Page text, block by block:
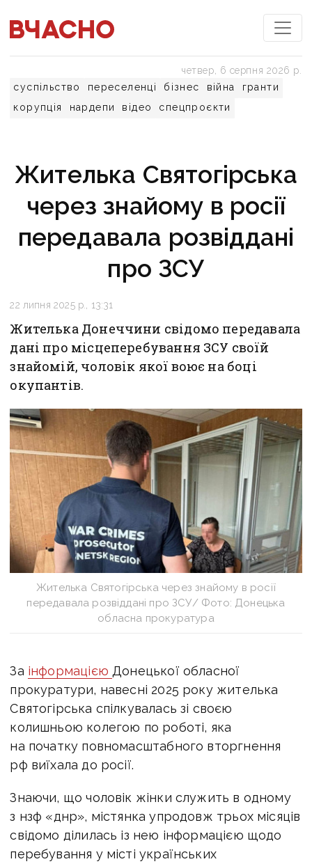
суспільство переселенці бізнес війна
гранти
корупція
нардепи відео спецпроєкти
четвер, 6 серпня 2026 р.
Жителька Святогірська
через знайому в росії
передавала розвіддані
про ЗСУ
22 липня 2025 р., 13:31
Жителька Донеччини свідомо передавала
дані про місцеперебування ЗСУ своїй
знайомій, чоловік якої воює на боці
окупантів.
Жителька Святогірська через знайому в росії
передавала розвіддані про ЗСУ/ Фото: Донецька
обласна прокуратура
За інформацією Донецької обласної
прокуратури, навесні 2025 року жителька
Святогірська спілкувалась зі своєю
колишньою колегою по роботі, яка
на початку повномасштабного вторгнення
рф виїхала до росії.
Знаючи, що чоловік жінки служить в одному
з нзф «днр», містянка упродовж трьох місяців
свідомо ділилась із нею інформацією щодо
перебування у місті українських